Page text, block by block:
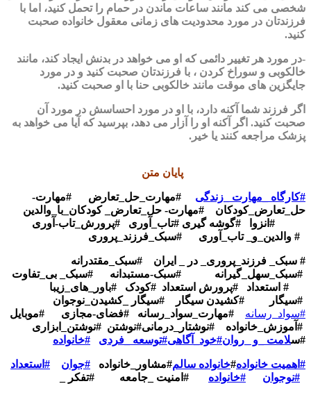
شخصی می کند مانند ساعات ماندن در حمام را تحمل کنید، اما با
فرزندتان در مورد محدودیت های زمانی معقول خانواده صحبت
کنید.
-در مورد هر تغییر دائمی که او می خواهد در بدنش ایجاد کند، مانند
خالکوبی و سوراخ کردن ، با فرزندتان صحبت کنید و در مورد
جایگزین های موقت مانند خالکوبی حنا با او صحبت کنید.
اگر فرزند شما آکنه دارد، با او در مورد احساسش در مورد آن
صحبت کنید. اگر آکنه او را آزار می دهد، بپرسید که آیا می خواهد به
پزشک مراجعه کنند یا خیر.
پایان متن
#کارگاه _مهارت _زندگی #مهارت_حل_تعارض #مهارت-
حل_تعارض_کودکان #مهارت- حل_تعارض_ کودکان_با_والدین
#انزوا #گوشه گیری #تاب_آوری #پرورش_تاب-آوری
# والدین_و_ تاب_آوری
#سبک_فرزند_پروری
# سبک_ فرزند_پروری_ در _ ایران #سبک_مقتدرانه
#سبک_سهل_گیرانه #سبک-مستبدانه #سبک_ بی_تفاوت
# استعداد #پرورش استعداد #کودک #باور_های_زیبا
#سیگار #کشیدن سیگار #سیگار _کشیدن_نوجوان
#سواد_رسانه
#مهارت_سواد_رسانه #فضای-مجازی #موبایل
#آموزش_خانواده #نوشتار_درمانی#نوشتن #نوشتن_ابزاری
#سلامت _و _روان#خود_آگاهی#توسعه _فردی #خانواده
#اهمیت خانواده#خانواده سالم#مشاور_خانواده #جوان
#استعداد
#نوجوان
#خانواده #امنیت _جامعه #تفکر _